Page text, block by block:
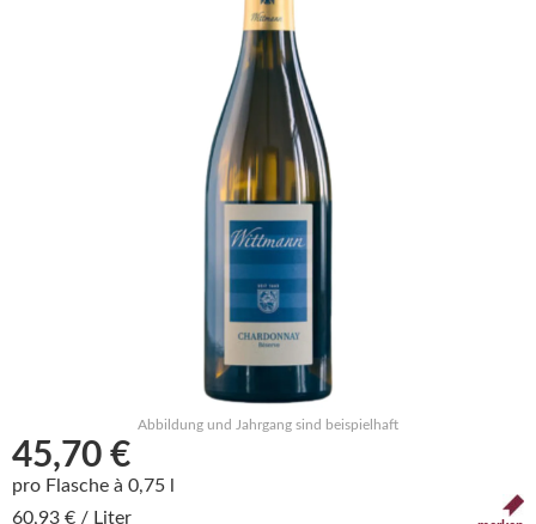
Abbildung und Jahrgang sind beispielhaft
45,70 €
pro Flasche à 0,75 l
60,93 € / Liter